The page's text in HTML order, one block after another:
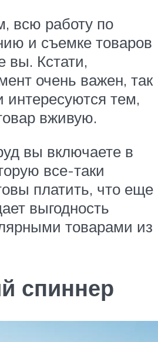
всю работу по
и съемке товаров
вы. Кстати,
очень важен, так
интересуются тем,
вживую.
вы включаете в
все-таки
платить, что еще
выгодность
товарами из
спиннер